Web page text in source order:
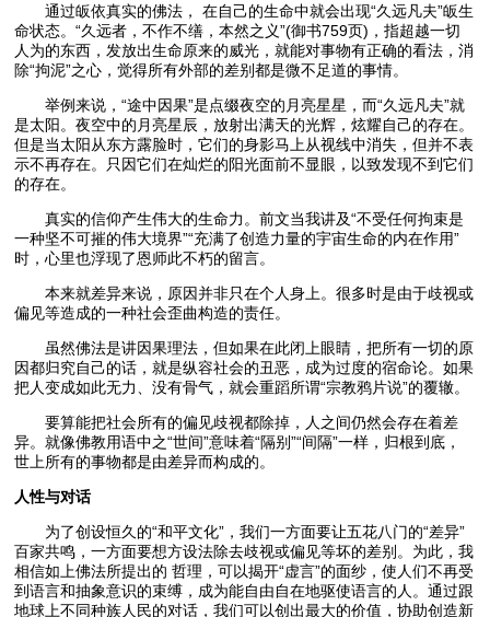
通过皈依真实的佛法， 在自己的生命中就会出现“久远凡夫”皈生
命状态。“久远者，不作不缮，本然之义”(御书759页)，指超越一切
人为的东西，发放出生命原来的威光，就能对事物有正确的看法，消
除“拘泥”之心，觉得所有外部的差别都是微不足道的事情。
举例来说，“途中因果”是点缀夜空的月亮星星，而“久远凡夫”就
是太阳。夜空中的月亮星辰，放射出满天的光辉，炫耀自己的存在。
但是当太阳从东方露脸时，它们的身影马上从视线中消失，但并不表
示不再存在。只因它们在灿烂的阳光面前不显眼，以致发现不到它们
的存在。
真实的信仰产生伟大的生命力。前文当我讲及“不受任何拘束是
一种坚不可摧的伟大境界”“充满了创造力量的宇宙生命的内在作用”
时，心里也浮现了恩师此不朽的留言。
本来就差异来说，原因并非只在个人身上。很多时是由于歧视或
偏见等造成的一种社会歪曲构造的责任。
虽然佛法是讲因果理法，但如果在此闭上眼睛，把所有一切的原
因都归究自己的话，就是纵容社会的丑恶，成为过度的宿命论。如果
把人变成如此无力、没有骨气，就会重蹈所谓“宗教鸦片说”的覆辙。
要算能把社会所有的偏见歧视都除掉，人之间仍然会存在着差
异。就像佛教用语中之“世间”意味着“隔别”“间隔”一样，归根到底，
世上所有的事物都是由差异而构成的。
人性与对话
为了创设恒久的“和平文化”，我们一方面要让五花八门的“差异”
百家共鸣，一方面要想方设法除去歧视或偏见等坏的差别。为此，我
相信如上佛法所提出的 哲理，可以揭开“虚言”的面纱，使人们不再受
到语言和抽象意识的束缚，成为能自由自在地驱使语言的人。通过跟
地球上不同种族人民的对话，我们可以创出最大的价值，协助创造新